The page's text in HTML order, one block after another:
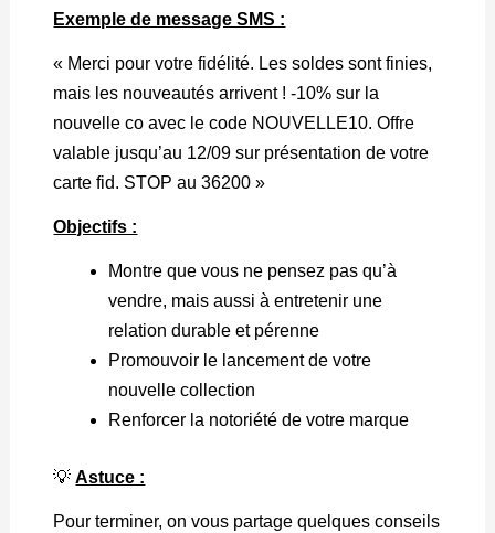
Exemple de message SMS :
« Merci pour votre fidélité. Les soldes sont finies,
mais les nouveautés arrivent ! -10% sur la
nouvelle co avec le code NOUVELLE10. Offre
valable jusqu’au 12/09 sur présentation de votre
carte fid. STOP au 36200 »
Objectifs :
Montre que vous ne pensez pas qu’à
vendre, mais aussi à entretenir une
relation durable et pérenne
Promouvoir le lancement de votre
nouvelle collection
Renforcer la notoriété de votre marque
💡Astuce :
Pour terminer, on vous partage quelques conseils